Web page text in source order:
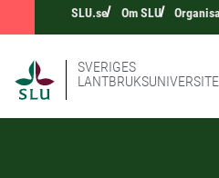
SLU.se Om SLU
SVERIGES